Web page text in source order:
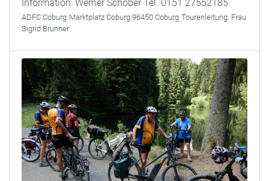
Information: Werner Schober Tel. 0151 27552185
ADFC Coburg Marktplatz Coburg 96450 Coburg Tourenleitung: Frau
Sigrid Brunner